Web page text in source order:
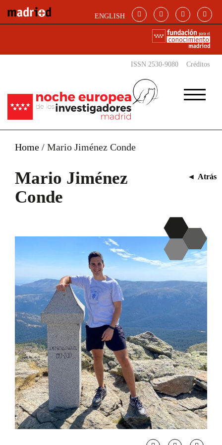
ENGLISH
ISSN 2530-9080 Créditos
Home / Mario Jiménez Conde
Mario Jiménez
Conde
◄ Atrás